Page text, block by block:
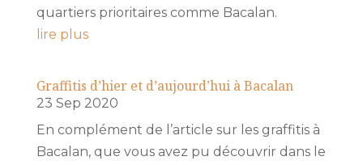
quartiers prioritaires comme Bacalan.
lire plus
Graffitis d’hier et d’aujourd’hui à Bacalan
23 Sep 2020
En complément de l’article sur les graffitis à
Bacalan, que vous avez pu découvrir dans le